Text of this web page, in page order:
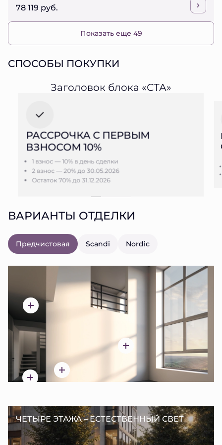
78 119 руб.
Показать еще 49
СПОСОБЫ ПОКУПКИ
Заголовок блока «СТА»
РАССРОЧКА С ПЕРВЫМ
ВЗНОСОМ 10%
1 взнос — 10% в день сделки
2 взнос — 20% до 30.05.2026
Остаток 70% до 31.12.2026
ВАРИАНТЫ ОТДЕЛКИ
Предчистовая Scandi Nordic
ЧЕТЫРЕ ЭТАЖА – ЕСТЕСТВЕННЫЙ СВЕТ